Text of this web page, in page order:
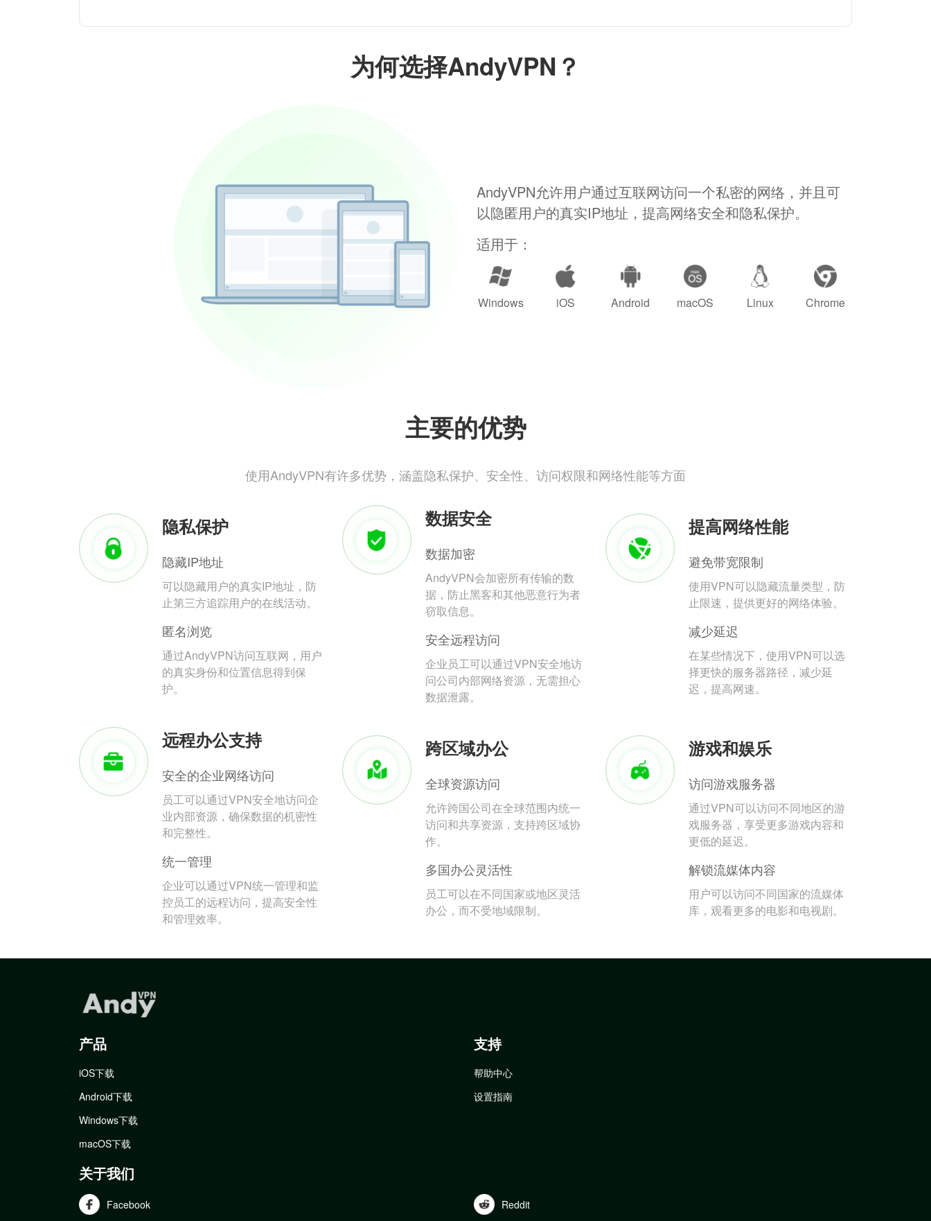
为何选择AndyVPN？
AndyVPN允许用户通过互联网访问一个私密的网络，并且可
以隐匿用户的真实IP地址，提高网络安全和隐私保护。
适用于：
Windows iOS Android macOS Linux Chrome
主要的优势
使用AndyVPN有许多优势，涵盖隐私保护、安全性、访问权限和网络性能等方面
隐私保护
隐藏IP地址
可以隐藏用户的真实IP地址，防
止第三方追踪用户的在线活动。
匿名浏览
通过AndyVPN访问互联网，用户
的真实身份和位置信息得到保
护。
数据安全
数据加密
AndyVPN会加密所有传输的数
据，防止黑客和其他恶意行为者
窃取信息。
安全远程访问
企业员工可以通过VPN安全地访
问公司内部网络资源，无需担心
数据泄露。
提高网络性能
避免带宽限制
使用VPN可以隐藏流量类型，防
止限速，提供更好的网络体验。
减少延迟
在某些情况下，使用VPN可以选
择更快的服务器路径，减少延
迟，提高网速。
远程办公支持
安全的企业网络访问
员工可以通过VPN安全地访问企
业内部资源，确保数据的机密性
和完整性。
统一管理
企业可以通过VPN统一管理和监
控员工的远程访问，提高安全性
和管理效率。
跨区域办公
全球资源访问
允许跨国公司在全球范围内统一
访问和共享资源，支持跨区域协
作。
多国办公灵活性
员工可以在不同国家或地区灵活
办公，而不受地域限制。
游戏和娱乐
访问游戏服务器
通过VPN可以访问不同地区的游
戏服务器，享受更多游戏内容和
更低的延迟。
解锁流媒体内容
用户可以访问不同国家的流媒体
库，观看更多的电影和电视剧。
产品
iOS下载
Android下载
Windows下载
macOS下载
支持
帮助中心
设置指南
关于我们
Facebook Reddit